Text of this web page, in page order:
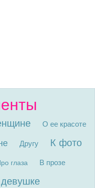
О ее красоте
Другу К фото
глаза В прозе